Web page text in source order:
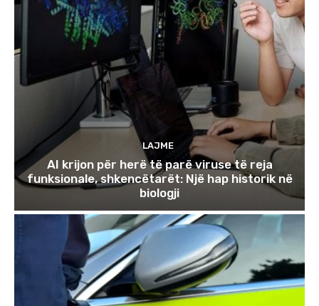
LAJME
AI krijon për herë të parë viruse të reja
funksionale, shkencëtarët: Një hap historik në
biologji